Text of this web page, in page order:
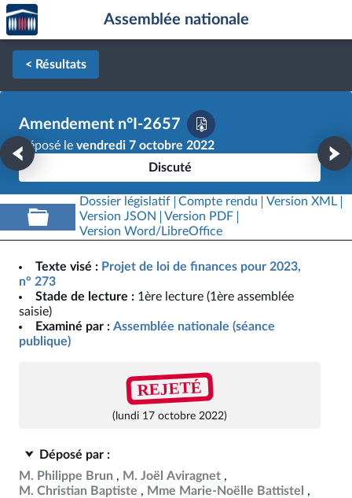
Aller au contenu
Aller en bas de la page
Accèder
à la
page
d'accueil
Assemblée nationale
< Résultats
Amendement n°I-2657
Déposé le vendredi 7 octobre 2022
Discuté
Dossier législatif Compte rendu
Version XML
Version JSON
Version PDF
Version Word/LibreOffice
Texte visé : Projet de loi de finances pour 2023,
n° 273
Stade de lecture : 1ère lecture (1ère assemblée
saisie)
Examiné par : Assemblée nationale (séance
publique)
REJETÉ
(lundi 17 octobre 2022)
Déposé par :
M. Philippe Brun
M. Joël Aviragnet
M. Christian Baptiste
Mme Marie-Noëlle Battistel